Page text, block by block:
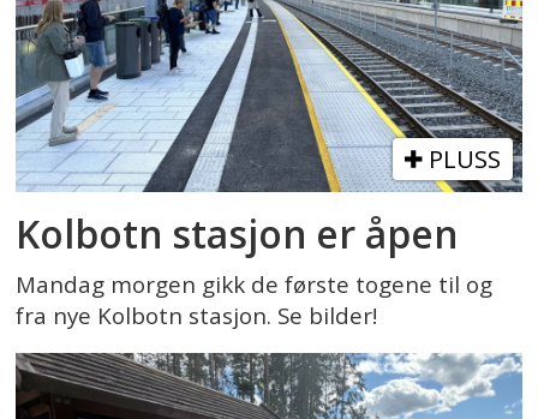
PLUSS
Kolbotn stasjon er åpen
Mandag morgen gikk de første togene til og
fra nye Kolbotn stasjon. Se bilder!